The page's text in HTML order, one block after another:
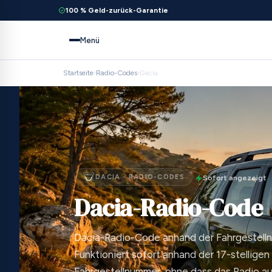
100 % Geld-zurück-Garantie
Menü
Startseite›Radio-Codes›Dacia
DACIA · RADIO-CODES Sofort angezeigt
Dacia-Radio-Code
Dacia-Radio-Code anhand der
Funktioniert sofort anhand der 17-stelligen